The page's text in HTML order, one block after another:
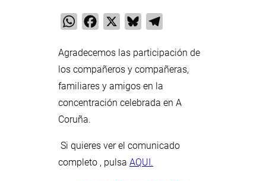
WhatsAppFacebook Bluesky
Agradecemos las participación de
los compañeros y compañeras,
familiares y amigos en la
concentración celebrada en A
Coruña.
Si quieres ver el comunicado
completo , pulsa AQUI.